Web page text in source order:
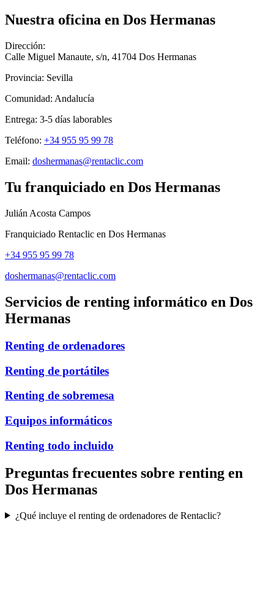
Nuestra oficina en Dos Hermanas
Dirección:
Calle Miguel Manaute, s/n, 41704 Dos Hermanas
Provincia: Sevilla
Comunidad: Andalucía
Entrega: 3-5 días laborables
Teléfono: +34 955 95 99 78
Email: doshermanas@rentaclic.com
Tu franquiciado en Dos Hermanas
Julián Acosta Campos
Franquiciado Rentaclic en Dos Hermanas
+34 955 95 99 78
doshermanas@rentaclic.com
Servicios de renting informático en Dos
Hermanas
Renting de ordenadores
Renting de portátiles
Renting de sobremesa
Equipos informáticos
Renting todo incluido
Preguntas frecuentes sobre renting en
Dos Hermanas
¿Qué incluye el renting de ordenadores de Rentaclic?